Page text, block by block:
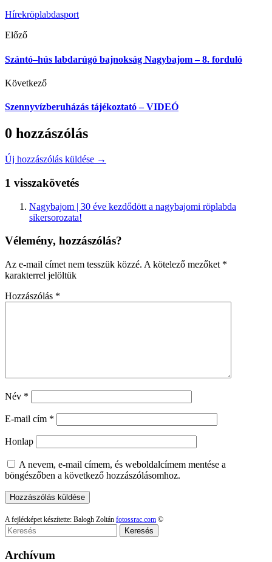
Hírekröplabdasport
Előző
Szántó–hús labdarúgó bajnokság Nagybajom – 8. forduló
Következő
Szennyvízberuházás tájékoztató – VIDEÓ
0 hozzászólás
Új hozzászólás küldése →
1 visszakövetés
Nagybajom | 30 éve kezdődött a nagybajomi röplabda
sikersorozata!
Vélemény, hozzászólás?
Az e-mail címet nem tesszük közzé. A kötelező mezőket *
karakterrel jelöltük
Hozzászólás *
Név *
E-mail cím *
Honlap
A nevem, e-mail címem, és weboldalcímem mentése a
böngészőben a következő hozzászólásomhoz.
A fejlécképet készítette: Balogh Zoltán fotossrac.com ©
Keresés
Archívum